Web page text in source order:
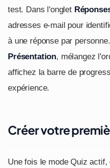
test. Dans l'onglet
adresses e-mail pour
à une réponse par
Présentation, mélangez
affichez la barre de
expérience.
Créer votre
Une fois le mode Quiz